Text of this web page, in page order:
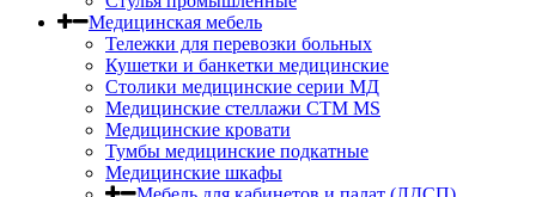
Медицинская мебель
Тележки для перевозки больных
Кушетки и банкетки медицинские
Столики медицинские серии МД
Медицинские стеллажи СТМ MS
Медицинские кровати
Тумбы медицинские подкатные
Медицинские шкафы